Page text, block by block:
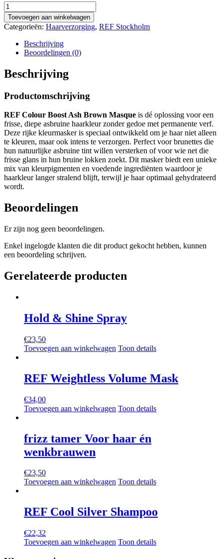
Colour
Boost
Ash
Brown
Masque
aantal
Toevoegen aan winkelwagen
Categorieën: Haarverzorging, REF Stockholm
Beschrijving
Beoordelingen (0)
Beschrijving
Productomschrijving
REF Colour Boost Ash Brown Masque is dé oplossing voor een
frisse, diepe asbruine haarkleur zonder gedoe met permanente verf.
Deze rijke kleurmasker is speciaal ontwikkeld om je haar niet alleen
te kleuren, maar ook intens te verzorgen. Perfect voor brunettes die
hun natuurlijke asbruine tint willen versterken of voor wie net die
frisse glans in hun bruine lokken zoekt. Dit masker biedt een unieke
mix van kleurpigmenten en voedende ingrediënten waardoor je
haarkleur langer stralend blijft, terwijl je haar optimaal gehydrateerd
wordt.
Beoordelingen
Er zijn nog geen beoordelingen.
Enkel ingelogde klanten die dit product gekocht hebben, kunnen
een beoordeling schrijven.
Gerelateerde producten
Hold & Shine Spray
€23,50
Toevoegen aan winkelwagen Toon details
REF Weightless Volume Mask
€34,00
Toevoegen aan winkelwagen Toon details
frizz tamer Voor haar én
wenkbrauwen
€23,50
Toevoegen aan winkelwagen Toon details
REF Cool Silver Shampoo
€22,32
Toevoegen aan winkelwagen Toon details